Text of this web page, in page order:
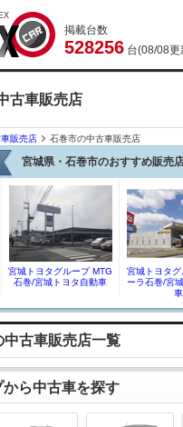
掲載台数
528256 台(08/08更
古車販売店
販売店 石巻市の中古車販売店
宮城県・石巻市のおすすめ販売
宮城トヨタグループ MTG
石巻/宮城トヨタ自動車
宮城トヨタ
ーラ石巻/宮
車
古車販売店一覧
ら中古車を探す